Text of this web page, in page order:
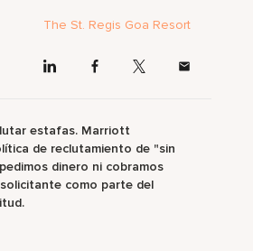
The St. Regis Goa Resort
estafas. Marriott
de reclutamiento de "sin
dinero ni cobramos
como parte del